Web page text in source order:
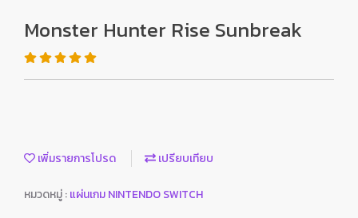
Monster Hunter Rise Sunbreak
เพิ่มรายการโปรด เปรียบเทียบ
หมวดหมู่ :แผ่นเกม NINTENDO SWITCH